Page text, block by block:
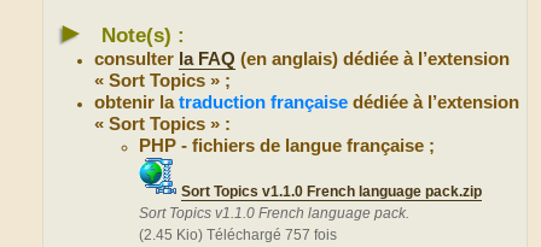
► Note(s) :
consulter la FAQ (en anglais) dédiée à l’extension
« Sort Topics » ;
obtenir latraduction française dédiée à l’extension
« Sort Topics » :
PHP - fichiers de langue française ;
Sort Topics v1.1.0 French language pack.zip
Sort Topics v1.1.0 French language pack.
(2.45 Kio) Téléchargé 757 fois